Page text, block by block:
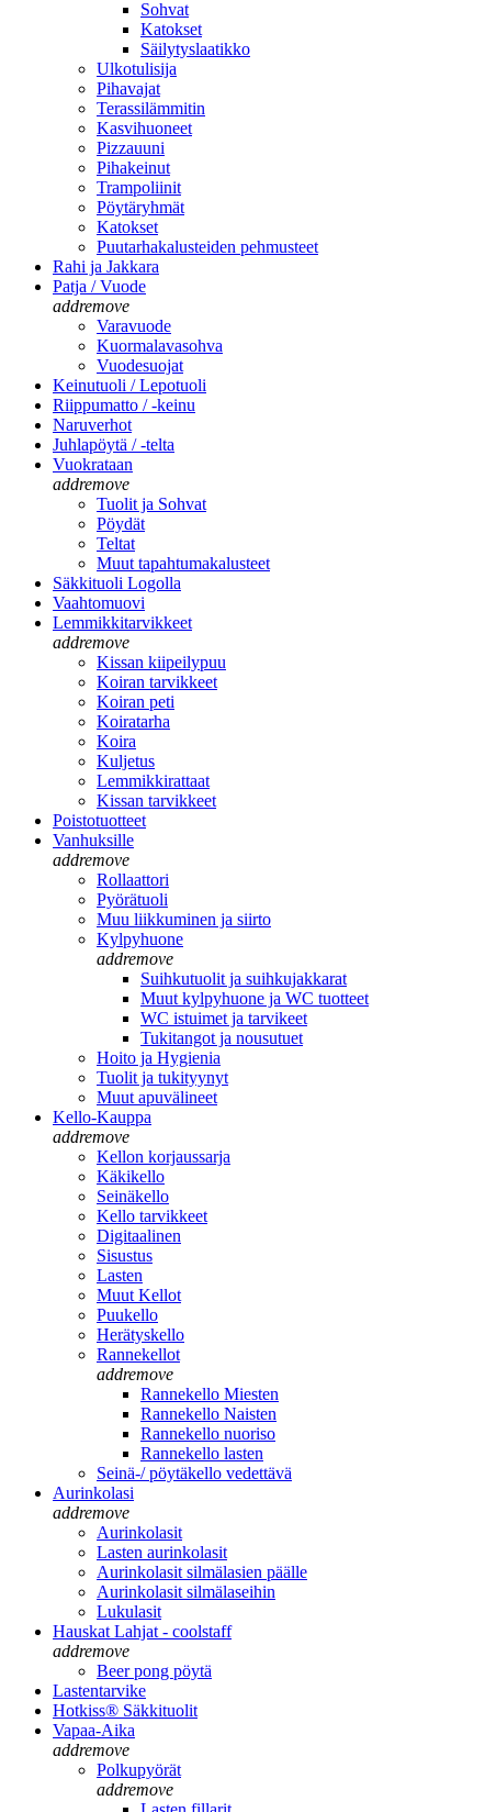
Sohvat
Katokset
Säilytyslaatikko
Ulkotulisija
Pihavajat
Terassilämmitin
Kasvihuoneet
Pizzauuni
Pihakeinut
Trampoliinit
Pöytäryhmät
Katokset
Puutarhakalusteiden pehmusteet
Rahi ja Jakkara
Patja / Vuode
addremove
Varavuode
Kuormalavasohva
Vuodesuojat
Keinutuoli / Lepotuoli
Riippumatto / -keinu
Naruverhot
Juhlapöytä / -telta
Vuokrataan
addremove
Tuolit ja Sohvat
Pöydät
Teltat
Muut tapahtumakalusteet
Säkkituoli Logolla
Vaahtomuovi
Lemmikkitarvikkeet
addremove
Kissan kiipeilypuu
Koiran tarvikkeet
Koiran peti
Koiratarha
Koira
Kuljetus
Lemmikkirattaat
Kissan tarvikkeet
Poistotuotteet
Vanhuksille
addremove
Rollaattori
Pyörätuoli
Muu liikkuminen ja siirto
Kylpyhuone
addremove
Suihkutuolit ja suihkujakkarat
Muut kylpyhuone ja WC tuotteet
WC istuimet ja tarvikeet
Tukitangot ja nousutuet
Hoito ja Hygienia
Tuolit ja tukityynyt
Muut apuvälineet
Kello-Kauppa
addremove
Kellon korjaussarja
Käkikello
Seinäkello
Kello tarvikkeet
Digitaalinen
Sisustus
Lasten
Muut Kellot
Puukello
Herätyskello
Rannekellot
addremove
Rannekello Miesten
Rannekello Naisten
Rannekello nuoriso
Rannekello lasten
Seinä-/ pöytäkello vedettävä
Aurinkolasi
addremove
Aurinkolasit
Lasten aurinkolasit
Aurinkolasit silmälasien päälle
Aurinkolasit silmälaseihin
Lukulasit
Hauskat Lahjat - coolstaff
addremove
Beer pong pöytä
Lastentarvike
Hotkiss® Säkkituolit
Vapaa-Aika
addremove
Polkupyörät
addremove